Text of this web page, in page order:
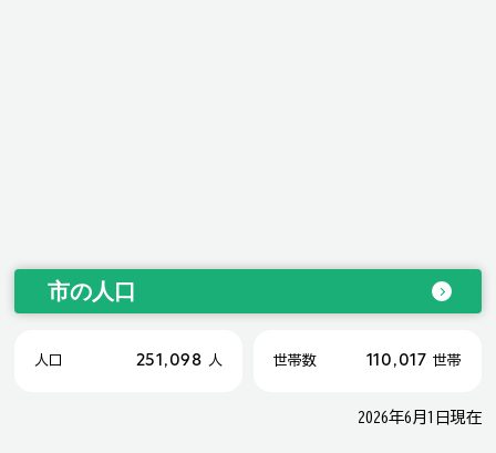
市の人口
人口 251,098 人 世帯数 110,017 世帯
2026年6月1日現在